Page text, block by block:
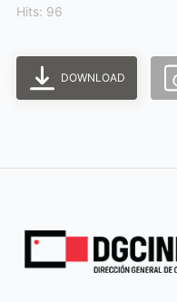
Hits: 96
DOWNLOAD